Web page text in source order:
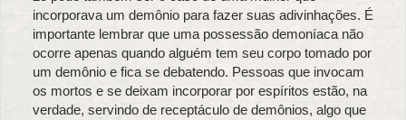
incorporava um demônio para fazer suas adivinhações. É
importante lembrar que uma possessão demoníaca não
ocorre apenas quando alguém tem seu corpo tomado por
um demônio e fica se debatendo. Pessoas que invocam
os mortos e se deixam incorporar por espíritos estão, na
verdade, servindo de receptáculo de demônios, algo que